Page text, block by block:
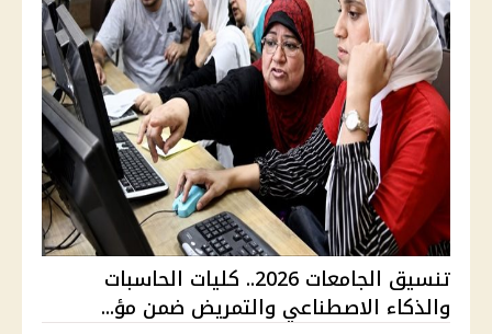
تنسيق الجامعات 2026.. كليات الحاسبات
والذكاء الاصطناعي والتمريض ضمن مؤ...